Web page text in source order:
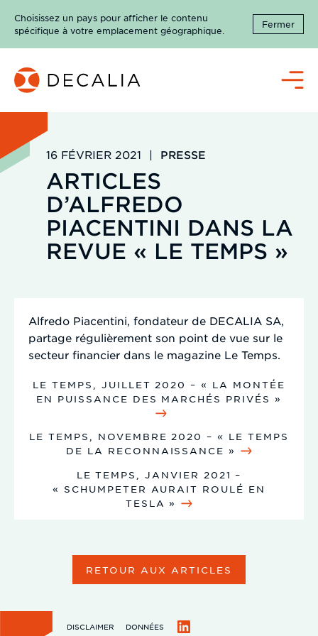
Choisissez un pays pour afficher le contenu
spécifique à votre emplacement géographique.
Fermer
Menu
16 FÉVRIER 2021 | PRESSE
ARTICLES
D’ALFREDO
PIACENTINI DANS LA
REVUE « LE TEMPS »
Alfredo Piacentini, fondateur de DECALIA SA,
partage régulièrement son point de vue sur le
secteur financier dans le magazine Le Temps.
LE TEMPS, JUILLET 2020 – « LA MONTÉE
EN PUISSANCE DES MARCHÉS PRIVÉS »
LE TEMPS, NOVEMBRE 2020 – « LE TEMPS
DE LA RECONNAISSANCE »
LE TEMPS, JANVIER 2021 –
« SCHUMPETER AURAIT ROULÉ EN
TESLA »
RETOUR AUX ARTICLES
DISCLAIMER
DONNÉES